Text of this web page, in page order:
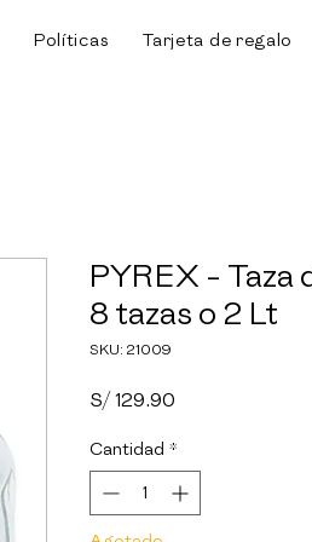
Políticas Tarjeta de regalo
PYREX - Taza
8 tazas o 2 Lt
SKU: 21009
S/ 129.90
Cantidad *